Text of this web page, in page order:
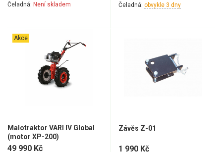
Čeladná: Není skladem
Čeladná: obvykle 3 dny
Akce
Malotraktor VARI IV Global
(motor XP-200)
49 990 Kč
Závěs Z-01
1 990 Kč